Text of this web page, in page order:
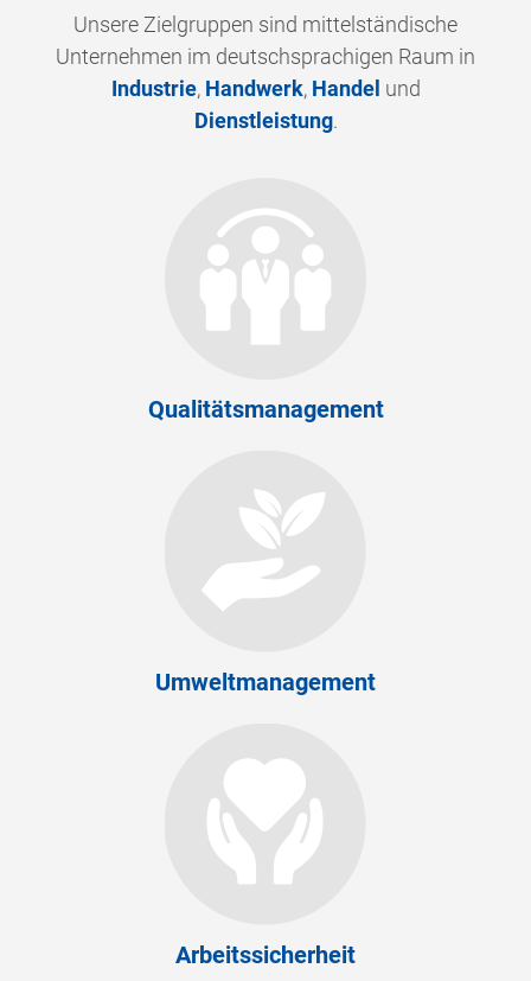
Unsere Zielgruppen sind mittelständische
Unternehmen im deutschsprachigen Raum in
Industrie, Handwerk, Handel und
Dienstleistung.
Qualitätsmanagement
Umweltmanagement
Arbeitssicherheit